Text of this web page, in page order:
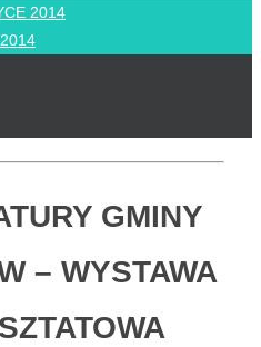
2014
GMINY
– WYSTAWA